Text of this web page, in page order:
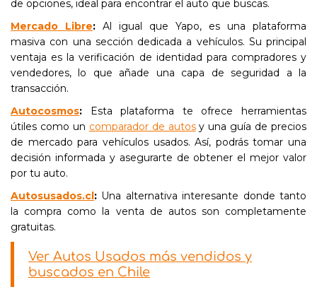
de opciones, ideal para encontrar el auto que buscas.
Mercado Libre: Al igual que Yapo, es una plataforma
masiva con una sección dedicada a vehículos. Su principal
ventaja es la verificación de identidad para compradores y
vendedores, lo que añade una capa de seguridad a la
transacción.
Autocosmos: Esta plataforma te ofrece herramientas
útiles como un comparador de autosy una guía de precios
de mercado para vehículos usados. Así, podrás tomar una
decisión informada y asegurarte de obtener el mejor valor
por tu auto.
Autosusados.cl: Una alternativa interesante donde tanto
la compra como la venta de autos son completamente
gratuitas.
Ver Autos Usados más vendidos y
buscados en Chile